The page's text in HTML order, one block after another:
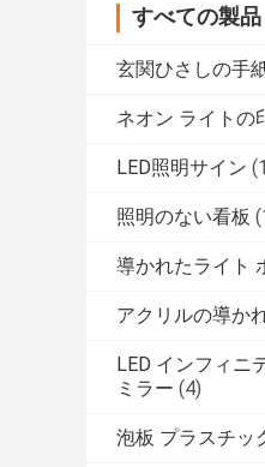
すべての製品
玄関ひさしの手
ネオン ライトの
LED照明サイン
照明のない看板
導かれたライト
アクリルの導か
LED インフィニ
ミラー (4)
泡板 プラスチッ